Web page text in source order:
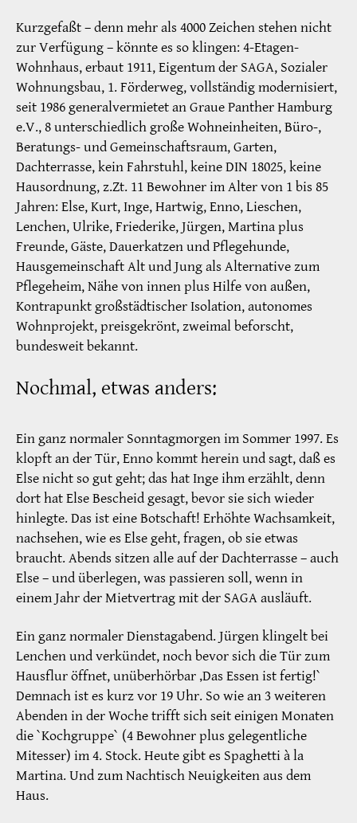
Kurzgefaßt – denn mehr als 4000 Zeichen stehen nicht
zur Verfügung – könnte es so klingen: 4-Etagen-
Wohnhaus, erbaut 1911, Eigentum der SAGA, Sozialer
Wohnungsbau, 1. Förderweg, vollständig modernisiert,
seit 1986 generalvermietet an Graue Panther Hamburg
e.V., 8 unterschiedlich große Wohneinheiten, Büro-,
Beratungs- und Gemeinschaftsraum, Garten,
Dachterrasse, kein Fahrstuhl, keine DIN 18025, keine
Hausordnung, z.Zt. 11 Bewohner im Alter von 1 bis 85
Jahren: Else, Kurt, Inge, Hartwig, Enno, Lieschen,
Lenchen, Ulrike, Friederike, Jürgen, Martina plus
Freunde, Gäste, Dauerkatzen und Pflegehunde,
Hausgemeinschaft Alt und Jung als Alternative zum
Pflegeheim, Nähe von innen plus Hilfe von außen,
Kontrapunkt großstädtischer Isolation, autonomes
Wohnprojekt, preisgekrönt, zweimal beforscht,
bundesweit bekannt.
Nochmal, etwas anders:
Ein ganz normaler Sonntagmorgen im Sommer 1997. Es
klopft an der Tür, Enno kommt herein und sagt, daß es
Else nicht so gut geht; das hat Inge ihm erzählt, denn
dort hat Else Bescheid gesagt, bevor sie sich wieder
hinlegte. Das ist eine Botschaft! Erhöhte Wachsamkeit,
nachsehen, wie es Else geht, fragen, ob sie etwas
braucht. Abends sitzen alle auf der Dachterrasse – auch
Else – und überlegen, was passieren soll, wenn in
einem Jahr der Mietvertrag mit der SAGA ausläuft.
Ein ganz normaler Dienstagabend. Jürgen klingelt bei
Lenchen und verkündet, noch bevor sich die Tür zum
Hausflur öffnet, unüberhörbar ‚Das Essen ist fertig!`
Demnach ist es kurz vor 19 Uhr. So wie an 3 weiteren
Abenden in der Woche trifft sich seit einigen Monaten
die `Kochgruppe` (4 Bewohner plus gelegentliche
Mitesser) im 4. Stock. Heute gibt es Spaghetti à la
Martina. Und zum Nachtisch Neuigkeiten aus dem
Haus.